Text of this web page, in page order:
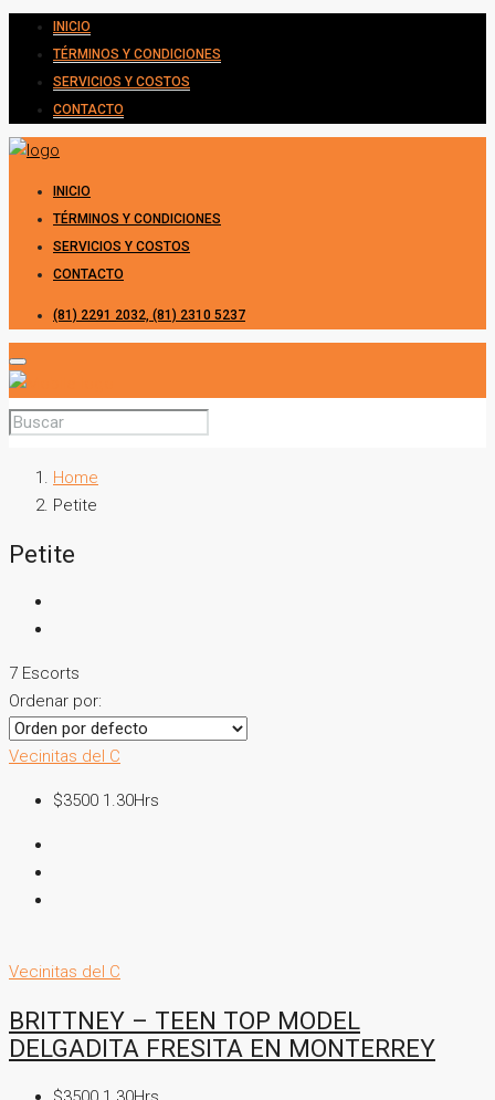
INICIO
TÉRMINOS Y CONDICIONES
SERVICIOS Y COSTOS
CONTACTO
INICIO
TÉRMINOS Y CONDICIONES
SERVICIOS Y COSTOS
CONTACTO
(81) 2291 2032, (81) 2310 5237
Home
Petite
Petite
7 Escorts
Ordenar por:
Vecinitas del C
$3500 1.30Hrs
Vecinitas del C
BRITTNEY – TEEN TOP MODEL
DELGADITA FRESITA EN MONTERREY